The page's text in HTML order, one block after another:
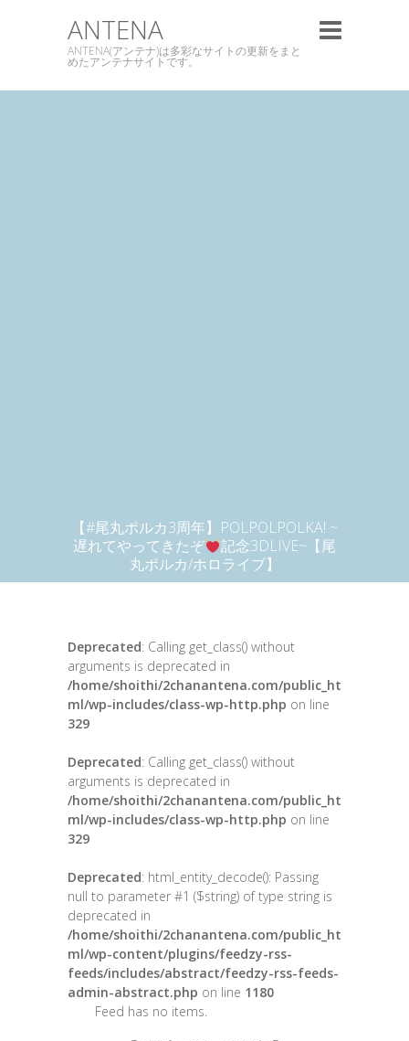
ANTENA
ANTENA(アンテナ)は多彩なサイトの更新をまと
めたアンテナサイトです。
【#尾丸ポルカ3周年】POLPOLPOLKA! ~
遅れてやってきたぞ
記念3DLIVE~【尾
丸ポルカ/ホロライブ】
Deprecated: Calling get_class() without
arguments is deprecated in
/home/shoithi/2chanantena.com/public_ht
ml/wp-includes/class-wp-http.php on line
329
Deprecated: Calling get_class() without
arguments is deprecated in
/home/shoithi/2chanantena.com/public_ht
ml/wp-includes/class-wp-http.php on line
329
Deprecated: html_entity_decode(): Passing
null to parameter #1 ($string) of type string is
deprecated in
/home/shoithi/2chanantena.com/public_ht
ml/wp-content/plugins/feedzy-rss-
feeds/includes/abstract/feedzy-rss-feeds-
admin-abstract.php on line 1180
Feed has no items.